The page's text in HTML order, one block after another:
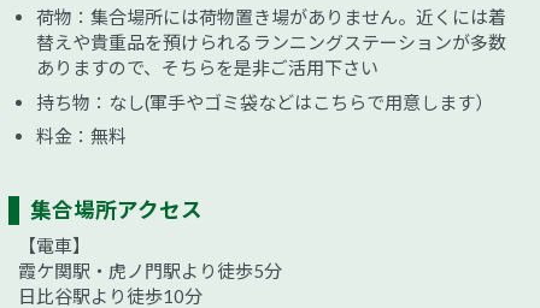
荷物：集合場所には荷物置き場がありません。近くには着
替えや貴重品を預けられるランニングステーションが多数
ありますので、そちらを是非ご活用下さい
持ち物：なし(軍手やゴミ袋などはこちらで用意します）
料金：無料
集合場所アクセス
【電車】
霞ケ関駅・虎ノ門駅より徒歩5分
日比谷駅より徒歩10分